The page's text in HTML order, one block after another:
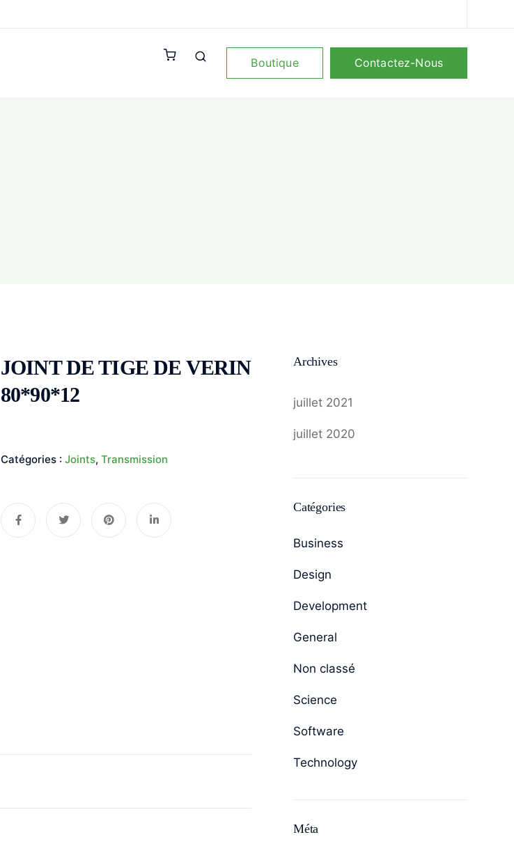
Boutique Contactez-Nous
JOINT DE TIGE DE VERIN
80*90*12
Catégories : Joints, Transmission
Archives
juillet 2021
juillet 2020
Catégories
Business
Design
Development
General
Non classé
Science
Software
Technology
Méta